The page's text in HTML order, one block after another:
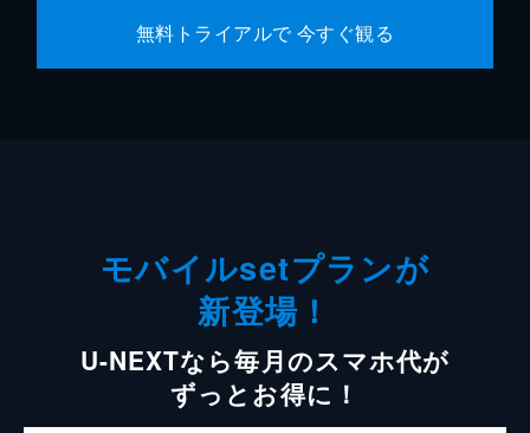
無料トライアルで 今すぐ観る
モバイルsetプランが
新登場！
U-NEXTなら毎月のスマホ代が
ずっとお得に！